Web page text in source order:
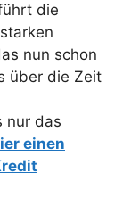
die
nun schon
über die Zeit
nur das
einen